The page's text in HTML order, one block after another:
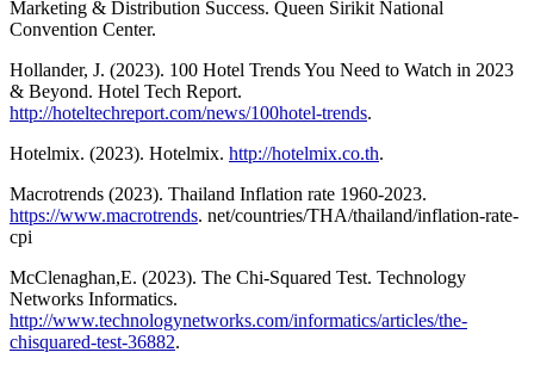
Marketing & Distribution Success. Queen Sirikit National
Convention Center.
Hollander, J. (2023). 100 Hotel Trends You Need to Watch in 2023
& Beyond. Hotel Tech Report.
http://hoteltechreport.com/news/100hotel-trends.
Hotelmix. (2023). Hotelmix. http://hotelmix.co.th.
Macrotrends (2023). Thailand Inflation rate 1960-2023.
https://www.macrotrends. net/countries/THA/thailand/inflation-rate-
cpi
McClenaghan,E. (2023). The Chi-Squared Test. Technology
Networks Informatics.
http://www.technologynetworks.com/informatics/articles/the-
chisquared-test-36882.